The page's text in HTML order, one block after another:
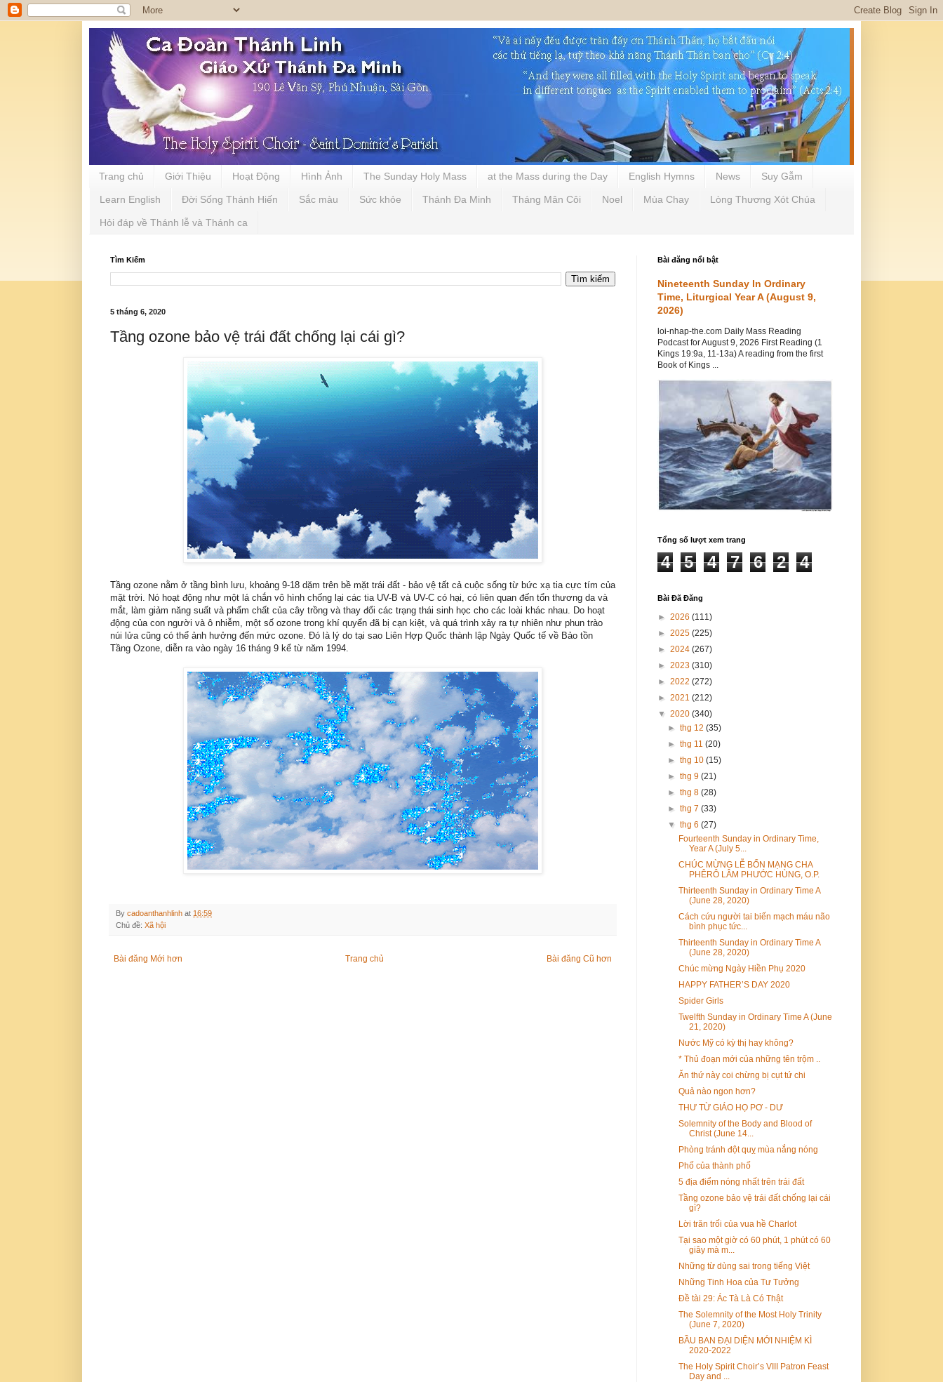
Trang chủ Giới Thiệu Hoạt Động Hình Ảnh The Sunday Holy Mass at the Mass during the Day English Hymns News Suy Gẫm
Learn English Đời Sống Thánh Hiến Sắc màu Sức khỏe Thánh Đa Minh Tháng Mân Côi Noel Mùa Chay Lòng Thương Xót Chúa
Hỏi đáp về Thánh lễ và Thánh ca
Tìm Kiếm
5 tháng 6, 2020
Tầng ozone bảo vệ trái đất chống lại cái gì?
Tầng ozone nằm ở tầng bình lưu, khoảng 9-18 dặm trên bề mặt trái đất - bảo vệ tất cả cuộc sống từ bức xạ tia cực tím của
mặt trời. Nó hoạt động như một lá chắn vô hình chống lại các tia UV-B và UV-C có hại, có liên quan đến tổn thương da và
mắt, làm giảm năng suất và phẩm chất của cây trồng và thay đổi các trạng thái sinh học cho các loài khác nhau. Do hoạt
động của con người và ô nhiễm, một số ozone trong khí quyển đã bị cạn kiệt, và quá trình xảy ra tự nhiên như phun trào
núi lửa cũng có thể ảnh hưởng đến mức ozone. Đó là lý do tại sao Liên Hợp Quốc thành lập Ngày Quốc tế về Bảo tồn
Tầng Ozone, diễn ra vào ngày 16 tháng 9 kể từ năm 1994.
By cadoanthanhlinh at 16:59
Chủ đề: Xã hội
Bài đăng Mới hơn Bài đăng Cũ hơn
Trang chủ
Bài đăng nổi bật
Nineteenth Sunday In Ordinary
Time, Liturgical Year A (August 9,
2026)
loi-nhap-the.com Daily Mass Reading
Podcast for August 9, 2026 First Reading (1
Kings 19:9a, 11-13a) A reading from the first
Book of Kings ...
Tổng số lượt xem trang
4 5 4 7 6 2 4
Bài Đã Đăng
► 2026 (111)
► 2025 (225)
► 2024 (267)
► 2023 (310)
► 2022 (272)
► 2021 (212)
▼ 2020 (340)
►thg 12(35)
►thg 11(20)
►thg 10(15)
►thg 9(21)
►thg 8(28)
►thg 7(33)
▼thg 6(27)
Fourteenth Sunday in Ordinary Time,
Year A (July 5...
CHÚC MỪNG LỄ BỔN MẠNG CHA
PHÊRÔ LÂM PHƯỚC HÙNG, O.P.
Thirteenth Sunday in Ordinary Time A
(June 28, 2020)
Cách cứu người tai biến mạch máu não
bình phục tức...
Thirteenth Sunday in Ordinary Time A
(June 28, 2020)
Chúc mừng Ngày Hiền Phụ 2020
HAPPY FATHER’S DAY 2020
Spider Girls
Twelfth Sunday in Ordinary Time A (June
21, 2020)
Nước Mỹ có kỳ thị hay không?
* Thủ đoạn mới của những tên trộm ..
Ăn thứ này coi chừng bị cụt tứ chi
Quả nào ngon hơn?
THƯ TỪ GIÁO HỌ PƠ - DƯ
Solemnity of the Body and Blood of
Christ (June 14...
Phòng tránh đột quỵ mùa nắng nóng
Phố của thành phố
5 địa điểm nóng nhất trên trái đất
Tầng ozone bảo vệ trái đất chống lại cái
gì?
Lời trăn trối của vua hề Charlot
Tại sao một giờ có 60 phút, 1 phút có 60
giây mà m...
Những từ dùng sai trong tiếng Việt
Những Tinh Hoa của Tư Tưởng
Đề tài 29: Ác Tà Là Có Thật
The Solemnity of the Most Holy Trinity
(June 7, 2020)
BẦU BAN ĐẠI DIỆN MỚI NHIỆM KÌ
2020-2022
The Holy Spirit Choir’s VIII Patron Feast
Day and ...